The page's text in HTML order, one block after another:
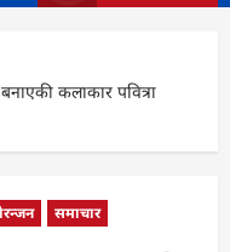
कलाकार पवित्रा
समाचार